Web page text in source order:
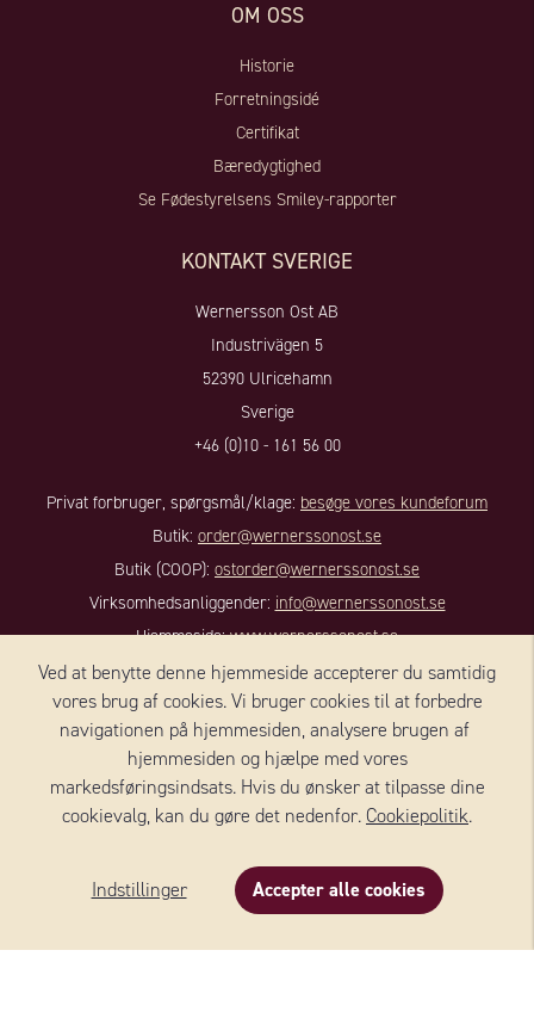
Ved at benytte denne hjemmeside accepterer du samtidig
vores brug af cookies. Vi bruger cookies til at forbedre
navigationen på hjemmesiden, analysere brugen af ​​
hjemmesiden og hjælpe med vores
markedsføringsindsats. Hvis du ønsker at tilpasse dine
cookievalg, kan du gøre det nedenfor.Cookiepolitik.
Indstillinger Accepter alle cookies
Indhold Om produktet
OM OSS
Historie
Forretningsidé
Certifikat
Bæredygtighed
Se Fødestyrelsens Smiley-rapporter
KONTAKT SVERIGE
Wernersson Ost AB
Industrivägen 5
52390 Ulricehamn
Sverige
+46 (0)10 - 161 56 00
Privat forbruger, spørgsmål/klage: besøge vores kundeforum
Butik: order@wernerssonost.se
Butik (COOP): ostorder@wernerssonost.se
Virksomhedsanliggender: info@wernerssonost.se
Hjemmeside:www.wernerssonost.se
KONTAKT DANMARK
Wernersson Ost Danmark A/S
Nørregade 8, 1, sal
4100 RINGSTED
+45 59 18 50 90